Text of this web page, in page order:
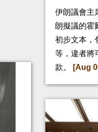
伊朗議會主
朗擬議的霍
初步文本，
等，違者將
款。
[Aug